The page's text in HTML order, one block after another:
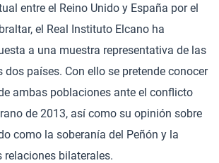
entre el Reino Unido y España por el
el Real Instituto Elcano ha
a una muestra representativa de las
dos países. Con ello se pretende conocer
ambas poblaciones ante el conflicto
de 2013, así como su opinión sobre
como la soberanía del Peñón y la
bilaterales.